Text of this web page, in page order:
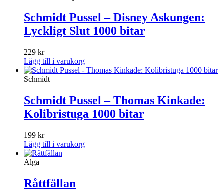
Schmidt Pussel – Disney Askungen:
Lyckligt Slut 1000 bitar
229 kr
Lägg till i varukorg
Schmidt
Schmidt Pussel – Thomas Kinkade:
Kolibristuga 1000 bitar
199 kr
Lägg till i varukorg
Alga
Råttfällan